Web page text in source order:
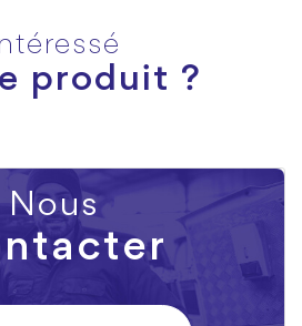
Intéressé
produit ?
Nous